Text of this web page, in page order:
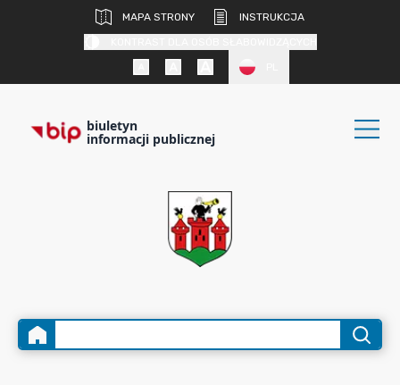
MAPA STRONY
INSTRUKCJA
biuletyn
informacji publicznej